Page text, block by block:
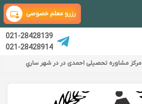
رزرو معلم خصوصی
021-28428139
021-28428914
مرکز مشاوره تحصیلی احمدی در در شهر ساري